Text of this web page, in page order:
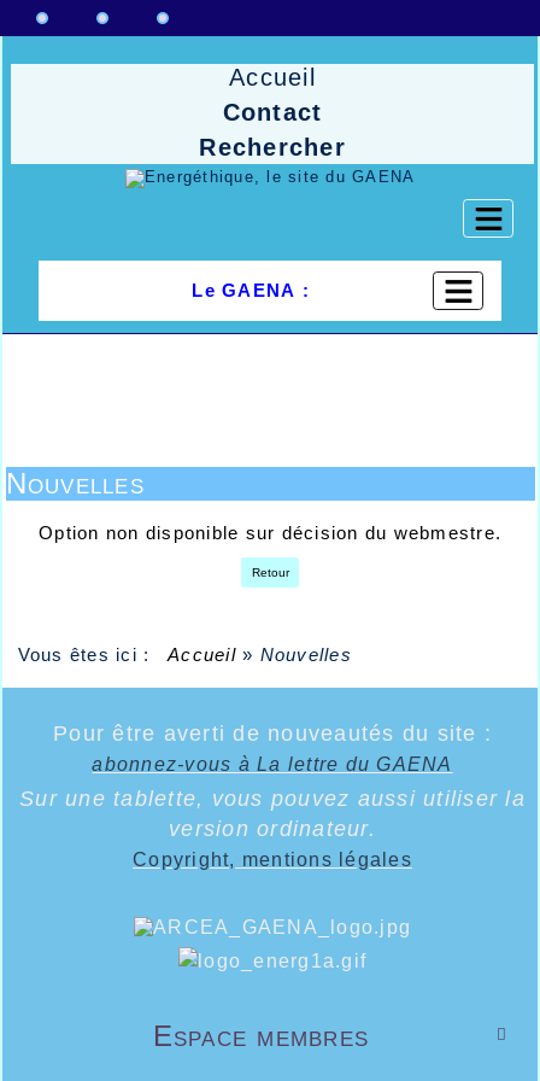
Accueil
Contact
Rechercher
Le GAENA :
Nouvelles
Option non disponible sur décision du webmestre.
Retour
Vous êtes ici : Accueil » Nouvelles
Pour être averti de nouveautés du site :
abonnez-vous à La lettre du GAENA
Sur une tablette, vous pouvez aussi utiliser la
version ordinateur.
Copyright, mentions légales

Espace membres